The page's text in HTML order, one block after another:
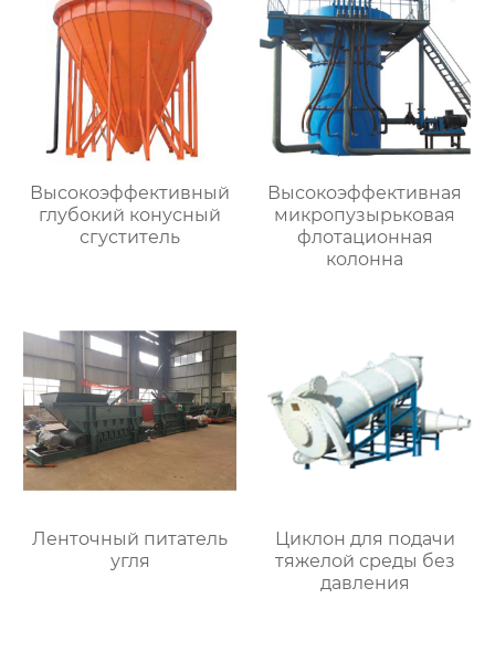
Высокоэффективный
глубокий конусный
сгуститель
Высокоэффективная
микропузырьковая
флотационная
колонна
Ленточный питатель
угля
Циклон для подачи
тяжелой среды без
давления